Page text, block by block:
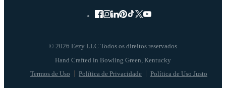
© 2026 Eezy LLC Todos os direitos reservados
Termos de Uso Política de Privacidade Política de Uso Justo